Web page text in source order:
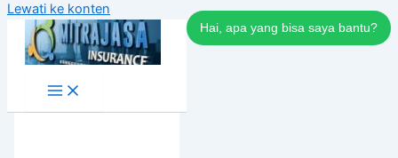
Hai, apa yang bisa saya bantu?
Lewati ke konten